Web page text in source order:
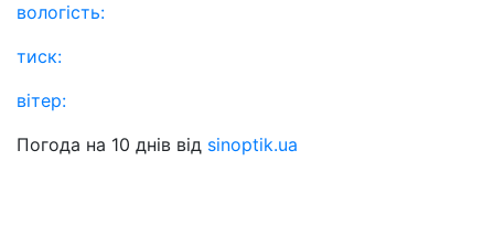
вологість:
тиск:
вітер:
Погода на 10 днів від sinoptik.ua